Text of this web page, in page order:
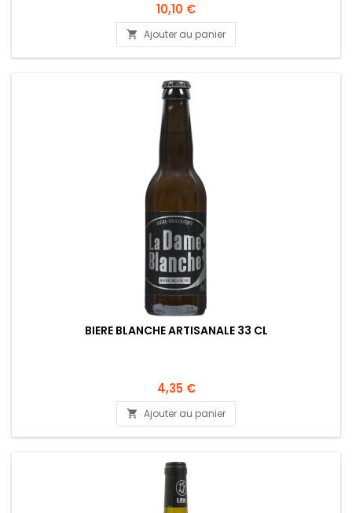
10,10 €
 Ajouter au panier
BIERE BLANCHE ARTISANALE 33 CL
4,35 €
 Ajouter au panier